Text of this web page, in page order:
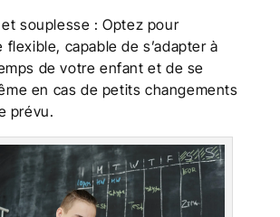
souplesse : Optez pour
flexible, capable de s’adapter à
de votre enfant et de se
en cas de petits changements
prévu.